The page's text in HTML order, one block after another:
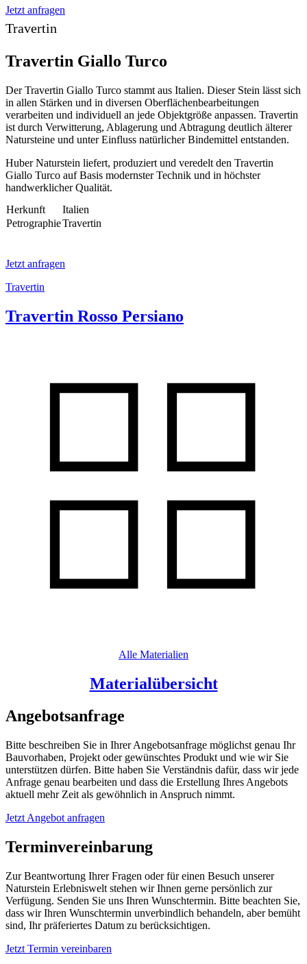
Jetzt anfragen
Travertin
Travertin Giallo Turco
Der Travertin Giallo Turco stammt aus Italien. Dieser Stein lässt sich
in allen Stärken und in diversen Oberflächenbearbeitungen
verarbeiten und individuell an jede Objektgröße anpassen. Travertin
ist durch Verwitterung, Ablagerung und Abtragung deutlich älterer
Natursteine und unter Einfluss natürlicher Bindemittel entstanden.
Huber Naturstein liefert, produziert und veredelt den Travertin
Giallo Turco auf Basis modernster Technik und in höchster
handwerklicher Qualität.
Herkunft
Italien
PetrographieTravertin
Jetzt anfragen
Travertin
Travertin Rosso Persiano
Alle Materialien
Materialübersicht
Angebotsanfrage
Bitte beschreiben Sie in Ihrer Angebotsanfrage möglichst genau Ihr
Bauvorhaben, Projekt oder gewünschtes Produkt und wie wir Sie
unterstützen dürfen. Bitte haben Sie Verständnis dafür, dass wir jede
Anfrage genau bearbeiten und dass die Erstellung Ihres Angebots
aktuell mehr Zeit als gewöhnlich in Anspruch nimmt.
Jetzt Angebot anfragen
Terminvereinbarung
Zur Beantwortung Ihrer Fragen oder für einen Besuch unserer
Naturstein Erlebniswelt stehen wir Ihnen gerne persönlich zur
Verfügung. Senden Sie uns Ihren Wunschtermin. Bitte beachten Sie,
dass wir Ihren Wunschtermin unverbindlich behandeln, aber bemüht
sind, Ihr präferiertes Datum zu berücksichtigen.
Jetzt Termin vereinbaren